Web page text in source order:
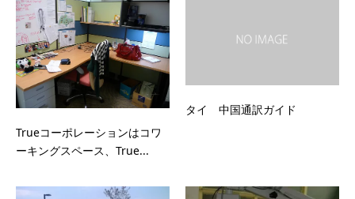
Trueコーポレーションはコワ
ーキングスペース、True...
タイ 中国通訳ガイド